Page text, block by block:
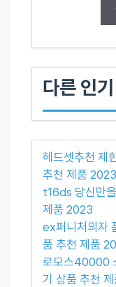
다른 인
헤드셋추천 제
추천 제품 2023
t16ds 당신만
제품 2023
ex퍼니처의자
품 추천 제품
로모스40000
기 상품 추천